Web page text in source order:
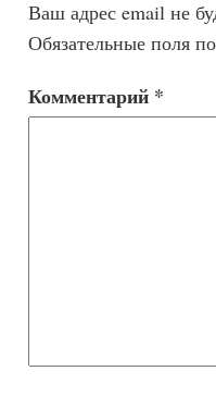
Ваш адрес email не
Обязательные поля
Комментарий *